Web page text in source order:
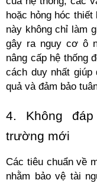
hoặc hỏng hóc
này không chỉ làm
gây ra nguy cơ ô
nâng cấp hệ thống
cách duy nhất giúp
quả và đảm bảo
4. Không
trường mới
Các tiêu chuẩn về
nhằm bảo vệ tài